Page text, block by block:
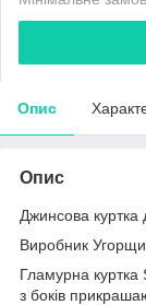
Опис
Опис
Джинсова
Виробник
Гламурна куртка
з боків